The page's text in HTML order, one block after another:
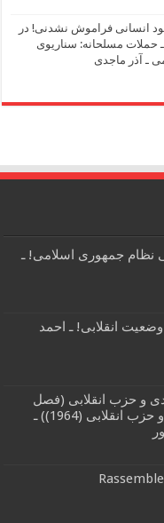
ماجدی: ۱ـ در یاد بود انسانی فراموش نشدنی! در
سالگرد منصور حکمت (ژوبین) ، ۲ ـ حملات مسلحانه: سناریوی
ـ آذر ماجدی
نظام جمهوری اسلامی! ـ
انقلابی! ـ احمد
و حزب انقلابی (فصل
نخست از کتاب مبارزات طبقاتی و حزب انقلابی (1964)) ـ